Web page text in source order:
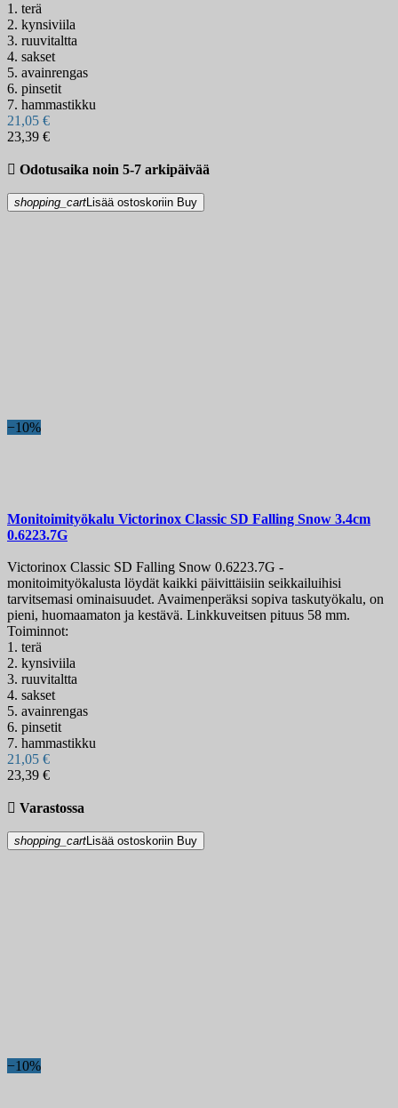
1. terä
2. kynsiviila
3. ruuvitaltta
4. sakset
5. avainrengas
6. pinsetit
7. hammastikku
21,05 €
23,39 €
 Odotusaika noin 5-7 arkipäivää
shopping_cartLisää ostoskoriin Buy
−10%
Monitoimityökalu Victorinox Classic SD Falling Snow 3.4cm
0.6223.7G
Victorinox Classic SD Falling Snow 0.6223.7G -
monitoimityökalusta löydät kaikki päivittäisiin seikkailuihisi
tarvitsemasi ominaisuudet. Avaimenperäksi sopiva taskutyökalu, on
pieni, huomaamaton ja kestävä. Linkkuveitsen pituus 58 mm.
Toiminnot:
1. terä
2. kynsiviila
3. ruuvitaltta
4. sakset
5. avainrengas
6. pinsetit
7. hammastikku
21,05 €
23,39 €
 Varastossa
shopping_cartLisää ostoskoriin Buy
−10%